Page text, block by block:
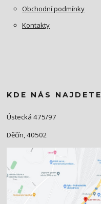
Obchodní podmínky
Kontakty
KDE NÁS NAJDETE
Ústecká 475/97
Děčín, 40502